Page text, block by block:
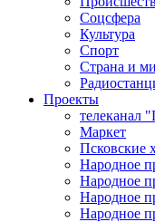
Соцсфера
Культура
Спорт
Страна и
Проекты
телеканал
Маркет
Народное
Народное
Народное
Народное